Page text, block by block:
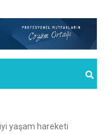
yaşam hareketi